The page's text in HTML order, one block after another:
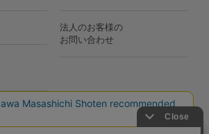
法人のお客様の
お問い合わせ